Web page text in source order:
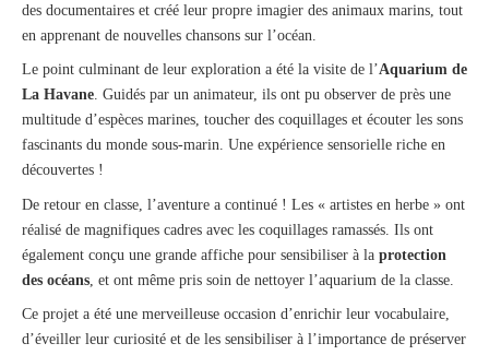
des documentaires et créé leur propre imagier des animaux marins, tout
en apprenant de nouvelles chansons sur l’océan.
Le point culminant de leur exploration a été la visite de l’Aquarium de
La Havane. Guidés par un animateur, ils ont pu observer de près une
multitude d’espèces marines, toucher des coquillages et écouter les sons
fascinants du monde sous-marin. Une expérience sensorielle riche en
découvertes !
De retour en classe, l’aventure a continué ! Les « artistes en herbe » ont
réalisé de magnifiques cadres avec les coquillages ramassés. Ils ont
également conçu une grande affiche pour sensibiliser à la protection
des océans , et ont même pris soin de nettoyer l’aquarium de la classe.
Ce projet a été une merveilleuse occasion d’enrichir leur vocabulaire,
d’éveiller leur curiosité et de les sensibiliser à l’importance de préserver